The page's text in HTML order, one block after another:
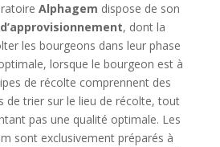
Alphagem dispose de son
, dont la
les bourgeons dans leur phase
lorsque le bourgeon est à
de récolte comprennent des
de trier sur le lieu de récolte, tout
pas une qualité optimale. Les
sont exclusivement préparés à